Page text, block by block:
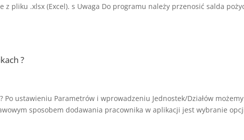
pliku .xlsx (Excel). s Uwaga Do programu należy przenosić salda
?
Po ustawieniu Parametrów i wprowadzeniu Jednostek/Działów możemy
sposobem dodawania pracownika w aplikacji jest wybranie